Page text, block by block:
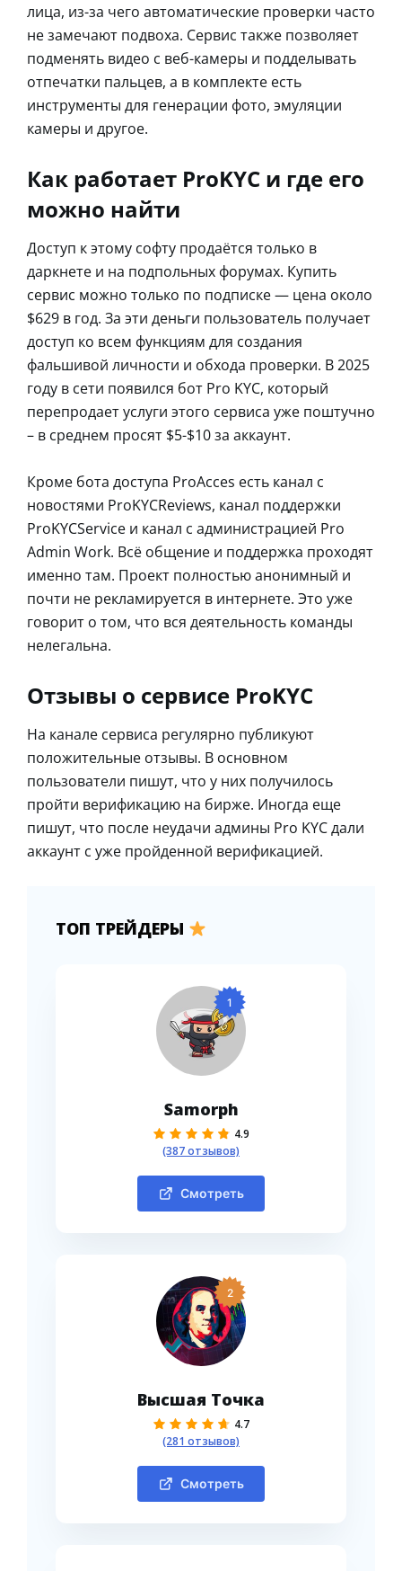
лица, из-за чего автоматические проверки часто
не замечают подвоха. Сервис также позволяет
подменять видео с веб-камеры и подделывать
отпечатки пальцев, а в комплекте есть
инструменты для генерации фото, эмуляции
камеры и другое.
Как работает ProKYC и где его
можно найти
Доступ к этому софту продаётся только в
даркнете и на подпольных форумах. Купить
сервис можно только по подписке — цена около
$629 в год. За эти деньги пользователь получает
доступ ко всем функциям для создания
фальшивой личности и обхода проверки. В 2025
году в сети появился бот Pro KYC, который
перепродает услуги этого сервиса уже поштучно
– в среднем просят $5-$10 за аккаунт.
Кроме бота доступа ProAcces есть канал с
новостями ProKYCReviews, канал поддержки
ProKYCService и канал с администрацией Pro
Admin Work. Всё общение и поддержка проходят
именно там. Проект полностью анонимный и
почти не рекламируется в интернете. Это уже
говорит о том, что вся деятельность команды
нелегальна.
Отзывы о сервисе ProKYC
На канале сервиса регулярно публикуют
положительные отзывы. В основном
пользователи пишут, что у них получилось
пройти верификацию на бирже. Иногда еще
пишут, что после неудачи админы Pro KYC дали
аккаунт с уже пройденной верификацией.
ТОП ТРЕЙДЕРЫ
1
Samorph
4.9
(387 отзывов)
Смотреть
2
Высшая Точка
4.7
(281 отзывов)
Смотреть